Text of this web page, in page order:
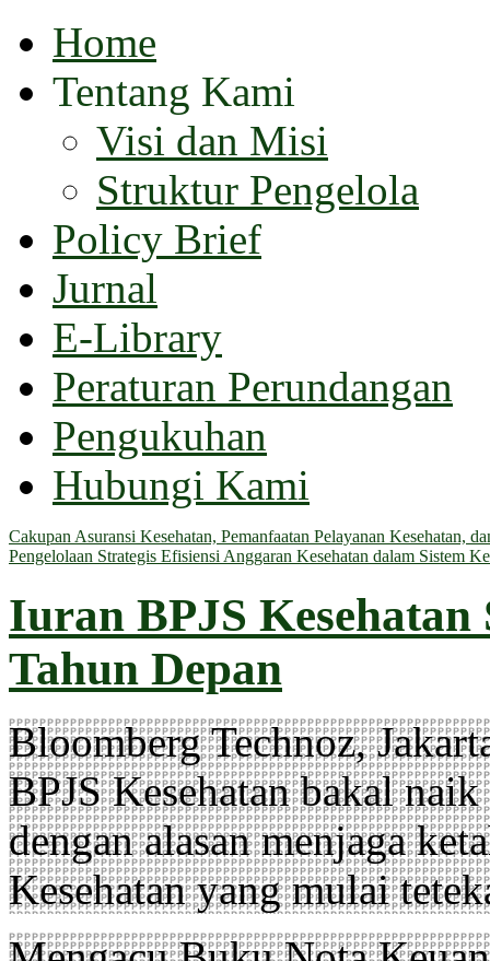
Home
Tentang Kami
Visi dan Misi
Struktur Pengelola
Policy Brief
Jurnal
E-Library
Peraturan Perundangan
Pengukuhan
Hubungi Kami
Cakupan Asuransi Kesehatan, Pemanfaatan Pelayanan Kesehatan,
Pengelolaan Strategis Efisiensi Anggaran Kesehatan dalam Sistem
Iuran BPJS
Tahun Depan
Bloomberg Technoz,
BPJS Kesehatan bakal
dengan alasan menjaga
Kesehatan yang mulai